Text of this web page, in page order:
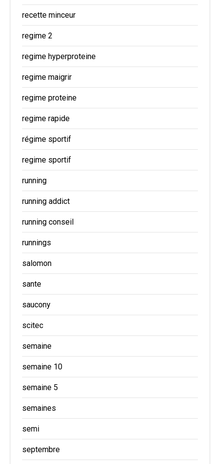
recette minceur
regime 2
regime hyperproteine
regime maigrir
regime proteine
regime rapide
régime sportif
regime sportif
running
running addict
running conseil
runnings
salomon
sante
saucony
scitec
semaine
semaine 10
semaine 5
semaines
semi
septembre